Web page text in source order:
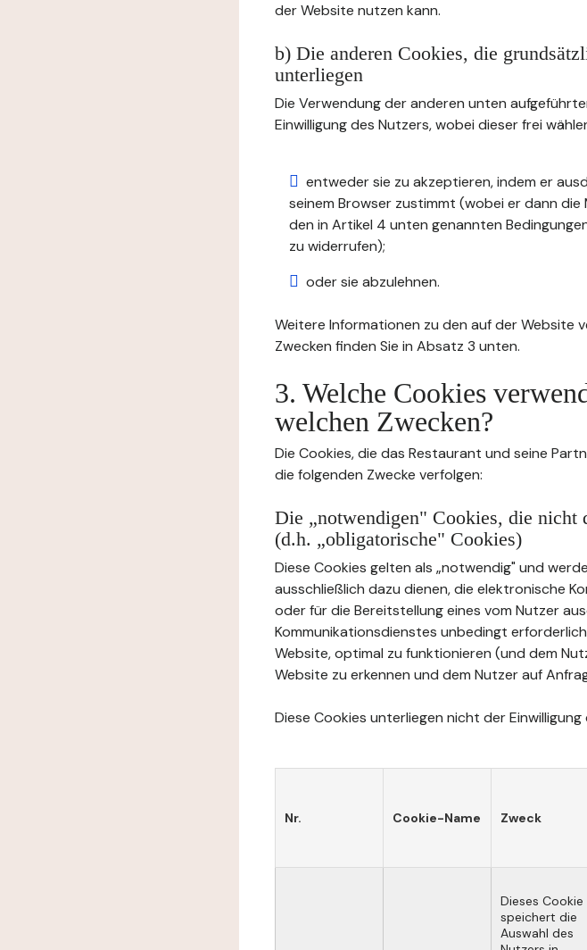
der Website nutzen kann.
b) Die anderen Cookies, die
unterliegen
Die Verwendung der anderen unten
Einwilligung des Nutzers, wobei dieser frei
entweder sie zu akzeptieren, indem er
seinem Browser zustimmt (wobei er dann
den in Artikel 4 unten genannten
zu widerrufen);
oder sie abzulehnen.
Weitere Informationen zu den auf der Website
Zwecken finden Sie in Absatz 3 unten.
3. Welche Cookies
welchen Zwecken?
Die Cookies, die das Restaurant und seine
die folgenden Zwecke verfolgen:
Die „notwendigen" Cookies, die
(d.h. „obligatorische" Cookies)
Diese Cookies gelten als „notwendig" und
ausschließlich dazu dienen, die elektronische
oder für die Bereitstellung eines vom Nutzer
Kommunikationsdienstes unbedingt
Website, optimal zu funktionieren (und dem
Website zu erkennen und dem Nutzer auf
Diese Cookies unterliegen nicht der
Nr. Cookie-Name Zweck
Dieses Cookie
speichert die
Auswahl des